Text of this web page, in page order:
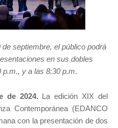
septiembre, el público podrá
en sus dobles
p.m., y a las 8:30 p.m.
de 2024. La edición XIX del
Contemporánea (EDANCO
con la presentación de dos